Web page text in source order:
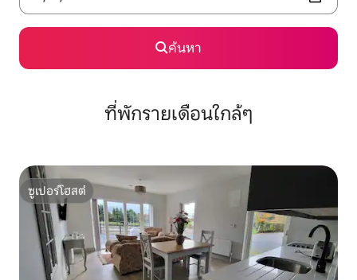
ค้นหา
ที่พักรายเดือนใกล้ๆ
ซูเปอร์โฮสต์
ซูเปอร์โฮสต์